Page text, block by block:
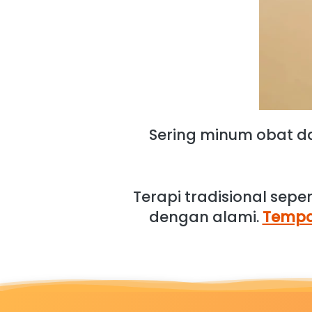
Sering minum obat
Terapi tradisional
dengan alami.